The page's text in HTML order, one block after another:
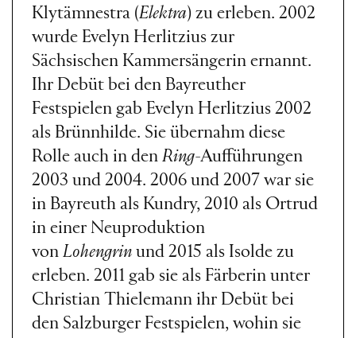
Klytämnestra (Elektra) zu erleben. 2002
wurde Evelyn Herlitzius zur
Sächsischen Kammersängerin ernannt.
Ihr Debüt bei den Bayreuther
Festspielen gab Evelyn Herlitzius 2002
als Brünnhilde. Sie übernahm diese
Rolle auch in den Ring-Aufführungen
2003 und 2004. 2006 und 2007 war sie
in Bayreuth als Kundry, 2010 als Ortrud
in einer Neuproduktion
von Lohengrin und 2015 als Isolde zu
erleben. 2011 gab sie als Färberin unter
Christian Thielemann ihr Debüt bei
den Salzburger Festspielen, wohin sie